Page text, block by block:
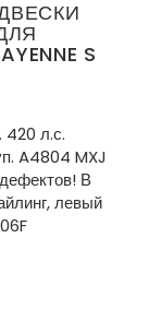
S
420 л.с.
A4804 MXJ
В
левый